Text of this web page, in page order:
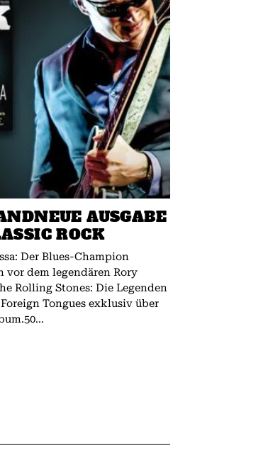
AUSGABE
ROCK
Der Blues-Champion
vor dem legendären Rory
Tongues exklusiv über